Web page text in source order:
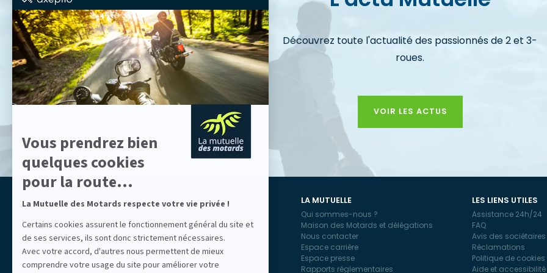
Axeptio
-
En
savoir
plus
sur
Axeptio
Vous prendrez bien
quelques cookies
pour la route...
La Mutuelle des Motards respecte votre vie privée !
Certains cookies assurent le fonctionnement général du site et
de ses services, ils sont donc strictement nécessaires.
Avec votre accord, d'autres nous permettent de mieux
comprendre votre usage du site pour améliorer votre
Découvrez toute l'actualité des passionnés de 2 et 3-
roues.
VOIR LES ACTUS
ASSURONS NOTRE LIBERTÉ
Mutuelle des Motards
LA MUTUELLE
Qui sommes-nous ?
Maison des Motards et délégations
Nous contacter
Espace carrière
Espace presse
Rapports réglementaires
LES LIENS UTILES
Assistance 24h/24
FAQ
Avis des sociétaires
Réclamations
Politique de cookies
Aide et accessibilité